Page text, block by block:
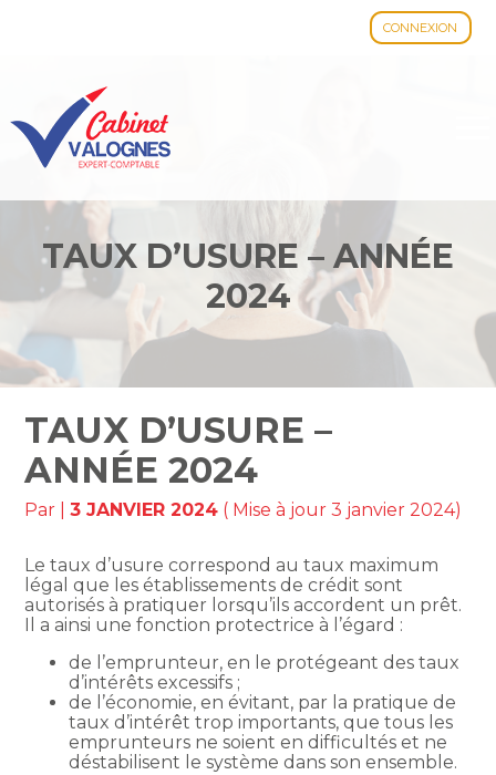
CONNEXION
Aller
contenu
TAUX D’USURE – ANNÉE
2024
TAUX D’USURE –
ANNÉE 2024
Par |3 JANVIER 2024 ( Mise à jour 3 janvier 2024)
Le taux d’usure correspond au taux maximum
légal que les établissements de crédit sont
autorisés à pratiquer lorsqu’ils accordent un prêt.
Il a ainsi une fonction protectrice à l’égard :
de l’emprunteur, en le protégeant des taux
d’intérêts excessifs ;
de l’économie, en évitant, par la pratique de
taux d’intérêt trop importants, que tous les
emprunteurs ne soient en difficultés et ne
déstabilisent le système dans son ensemble.